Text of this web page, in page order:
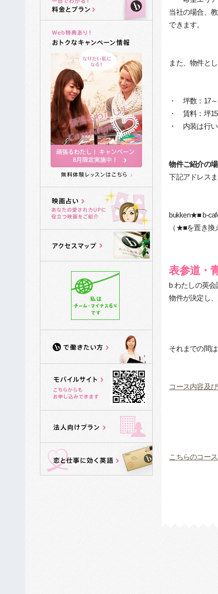
当社の場合、
できます。
また、物件と
・ 坪数：17
・ 賃料：坪
・ 内装は行い
物件ご紹介の
下記アドレス
bukken★■ b-
（★■を置き換
表参道・
b わたしの英
物件が決定し
それまでの間
コース内容及
こちらのコー